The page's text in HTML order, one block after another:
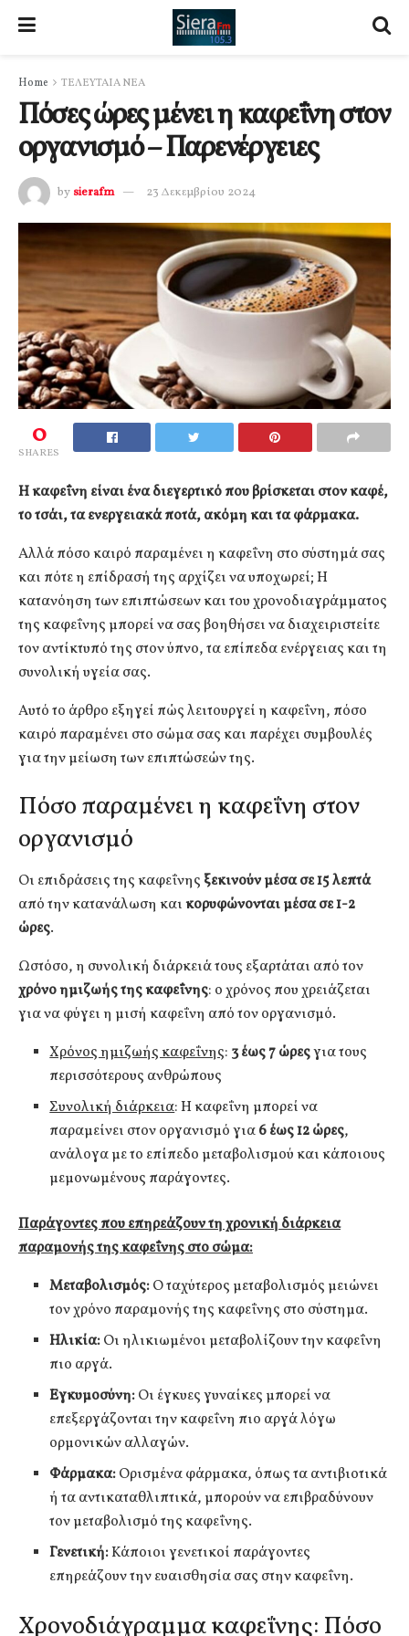
Home ΤΕΛΕΥΤΑΙΑ ΝΕΑ
Πόσες ώρες μένει η καφεΐνη στον
οργανισμό – Παρενέργειες
by sierafm 23 Δεκεμβρίου 2024
0
SHARES
Η καφεΐνη είναι ένα διεγερτικό που βρίσκεται στον καφέ,
το τσάι, τα ενεργειακά ποτά, ακόμη και τα φάρμακα.
Αλλά πόσο καιρό παραμένει η καφεΐνη στο σύστημά σας
και πότε η επίδρασή της αρχίζει να υποχωρεί; Η
κατανόηση των επιπτώσεων και του χρονοδιαγράμματος
της καφεΐνης μπορεί να σας βοηθήσει να διαχειριστείτε
τον αντίκτυπό της στον ύπνο, τα επίπεδα ενέργειας και τη
συνολική υγεία σας.
Αυτό το άρθρο εξηγεί πώς λειτουργεί η καφεΐνη, πόσο
καιρό παραμένει στο σώμα σας και παρέχει συμβουλές
για την μείωση των επιπτώσεών της.
Πόσο παραμένει η καφεΐνη στον
οργανισμό
Οι επιδράσεις της καφεΐνης ξεκινούν μέσα σε 15 λεπτά
από την κατανάλωση καικορυφώνονται μέσα σε 1-2
ώρες.
Ωστόσο, η συνολική διάρκειά τους εξαρτάται από τον
χρόνο ημιζωής της καφεΐνης: ο χρόνος που χρειάζεται
για να φύγει η μισή καφεΐνη από τον οργανισμό.
Χρόνος ημιζωής καφεΐνης: 3 έως 7 ώρεςγια τους
περισσότερους ανθρώπους
Συνολική διάρκεια: Η καφεΐνη μπορεί να
παραμείνει στον οργανισμό για6 έως 12 ώρες,
ανάλογα με το επίπεδο μεταβολισμού και κάποιους
μεμονωμένους παράγοντες.
Παράγοντες που επηρεάζουν τη χρονική διάρκεια
παραμονής της καφεΐνης στο σώμα:
Μεταβολισμός:Ο ταχύτερος μεταβολισμός μειώνει
τον χρόνο παραμονής της καφεΐνης στο σύστημα.
Ηλικία:Οι ηλικιωμένοι μεταβολίζουν την καφεΐνη
πιο αργά.
Εγκυμοσύνη:Οι έγκυες γυναίκες μπορεί να
επεξεργάζονται την καφεΐνη πιο αργά λόγω
ορμονικών αλλαγών.
Φάρμακα:Ορισμένα φάρμακα, όπως τα αντιβιοτικά
ή τα αντικαταθλιπτικά, μπορούν να επιβραδύνουν
τον μεταβολισμό της καφεΐνης.
Γενετική:Κάποιοι γενετικοί παράγοντες
επηρεάζουν την ευαισθησία σας στην καφεΐνη.
Χρονοδιάγραμμα καφεΐνης: Πόσο